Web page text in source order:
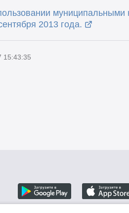
2013 года.
15:43:35